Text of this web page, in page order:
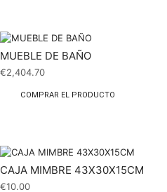
MUEBLE DE BAÑO
€2,404.70
COMPRAR EL PRODUCTO
CAJA MIMBRE 43X30X15CM
€10.00